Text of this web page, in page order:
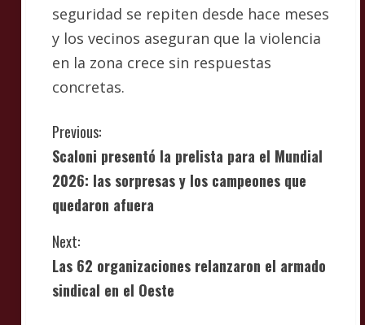
seguridad se repiten desde hace meses
y los vecinos aseguran que la violencia
en la zona crece sin respuestas
concretas.
C
o
n
t
i
n
Previous:
Scaloni presentó la prelista para el Mundial
2026: las sorpresas y los campeones que
quedaron afuera
Next:
Las 62 organizaciones relanzaron el armado
sindical en el Oeste